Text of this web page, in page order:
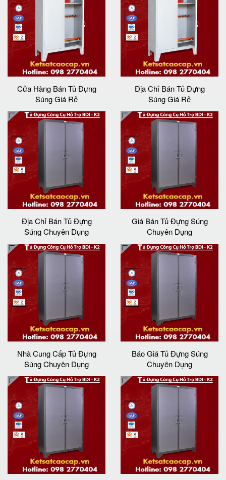
Cửa Hàng Bán Tủ Đựng
Súng Giá Rẻ
Địa Chỉ Bán Tủ Đựng
Súng Giá Rẻ
Địa Chỉ Bán Tủ Đựng
Súng Chuyên Dụng
Giá Bán Tủ Đựng Súng
Chuyên Dụng
Nhà Cung Cấp Tủ Đựng
Súng Chuyên Dụng
Báo Giá Tủ Đựng Súng
Chuyên Dụng